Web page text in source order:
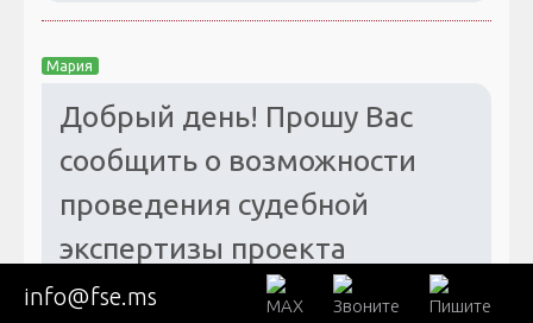
Мария
Добрый день! Прошу Вас
сообщить о возможности
проведения судебной
экспертизы проекта
планировки т...
info@fse.ms